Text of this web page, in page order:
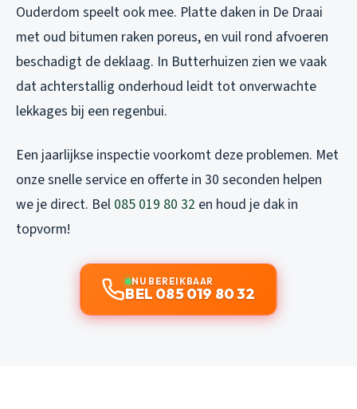
Ouderdom speelt ook mee. Platte daken in De Draai
met oud bitumen raken poreus, en vuil rond afvoeren
beschadigt de deklaag. In Butterhuizen zien we vaak
dat achterstallig onderhoud leidt tot onverwachte
lekkages bij een regenbui.
Een jaarlijkse inspectie voorkomt deze problemen. Met
onze snelle service en offerte in 30 seconden helpen
we je direct. Bel 085 019 80 32 en houd je dak in
topvorm!
NU BEREIKBAAR
BEL 085 019 80 32